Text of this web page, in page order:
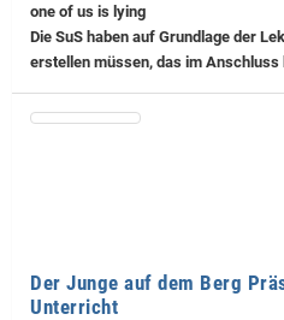
one of us is lying
Die SuS haben auf Grundlage der
erstellen müssen, das im Anschluss
Der Junge auf dem Berg
Unterricht